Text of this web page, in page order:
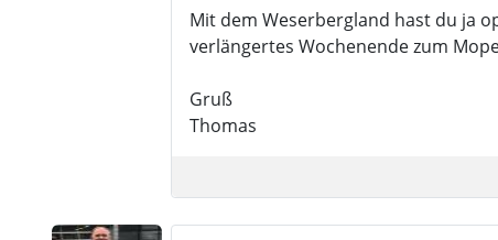
Mit dem Weserbergland hast du ja
verlängertes Wochenende zum
Gruß
Thomas